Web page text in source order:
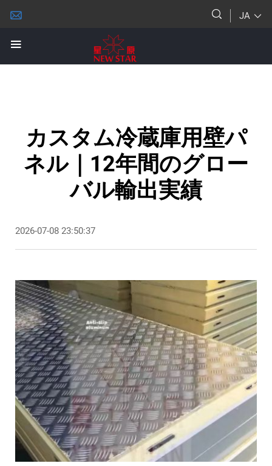
JA
カスタム冷蔵庫用壁パ
ネル｜12年間のグロー
バル輸出実績
2026-07-08 23:50:37